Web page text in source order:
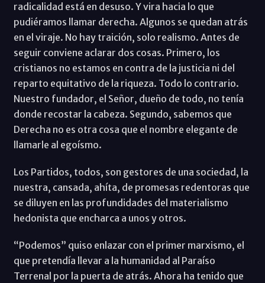
radicalidad está en desuso. Y vira hacia lo que
pudiéramos llamar derecha. Algunos se quedan atrás
en el viraje. No hay traición, solo realismo. Antes de
seguir conviene aclarar dos cosas. Primero, los
cristianos no estamos en contra de la justicia ni del
reparto equitativo de la riqueza. Todo lo contrario.
Nuestro fundador, el Señor, dueño de todo, no tenía
donde recostar la cabeza. Segundo, sabemos que
Derecha no es otra cosa que el nombre elegante de
llamarle al egoísmo.
Los Partidos, todos, son gestores de una sociedad, la
nuestra, cansada, ahíta, de promesas redentoras que
se diluyen en las profundidades del materialismo
hedonista que encharca a unos y otros.
“Podemos” quiso enlazar con el primer marxismo, el
que pretendía llevar a la humanidad al Paraíso
Terrenal por la puerta de atrás. Ahora ha tenido que